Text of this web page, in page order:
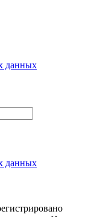
данных
данных